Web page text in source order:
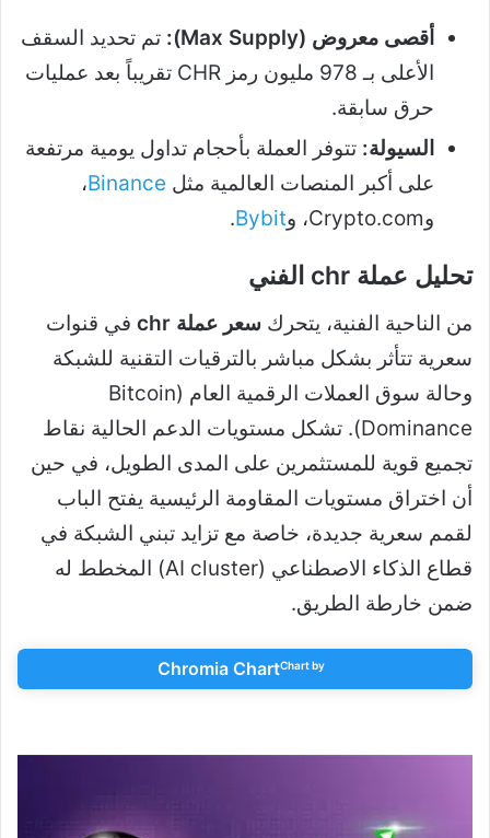
أقصى معروض (Max Supply):
تم تحديد السقف
الأعلى بـ 978 مليون رمز CHR تقريباً بعد عمليات
حرق سابقة.
السيولة: تتوفر العملة بأحجام تداول يومية مرتفعة
على أكبر المنصات العالمية مثل Binance،
وCrypto.com، و
Bybit
.
تحليل عملة chr الفني
من الناحية الفنية، يتحرك سعر عملة chr
في قنوات
سعرية تتأثر بشكل مباشر بالترقيات التقنية للشبكة
وحالة سوق العملات الرقمية العام (Bitcoin
Dominance). تشكل مستويات الدعم الحالية نقاط
تجميع قوية للمستثمرين على المدى الطويل، في حين
أن اختراق مستويات المقاومة الرئيسية يفتح الباب
لقمم سعرية جديدة، خاصة مع تزايد تبني الشبكة في
قطاع الذكاء الاصطناعي (AI cluster) المخطط له
ضمن خارطة الطريق.
Chromia ChartChart by